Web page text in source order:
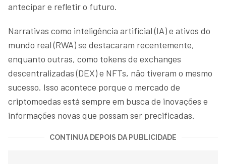
antecipar e refletir o futuro.
Narrativas como inteligência artificial (IA) e ativos do
mundo real (RWA) se destacaram recentemente,
enquanto outras, como tokens de exchanges
descentralizadas (DEX) e NFTs, não tiveram o mesmo
sucesso. Isso acontece porque o mercado de
criptomoedas está sempre em busca de inovações e
informações novas que possam ser precificadas.
CONTINUA DEPOIS DA PUBLICIDADE